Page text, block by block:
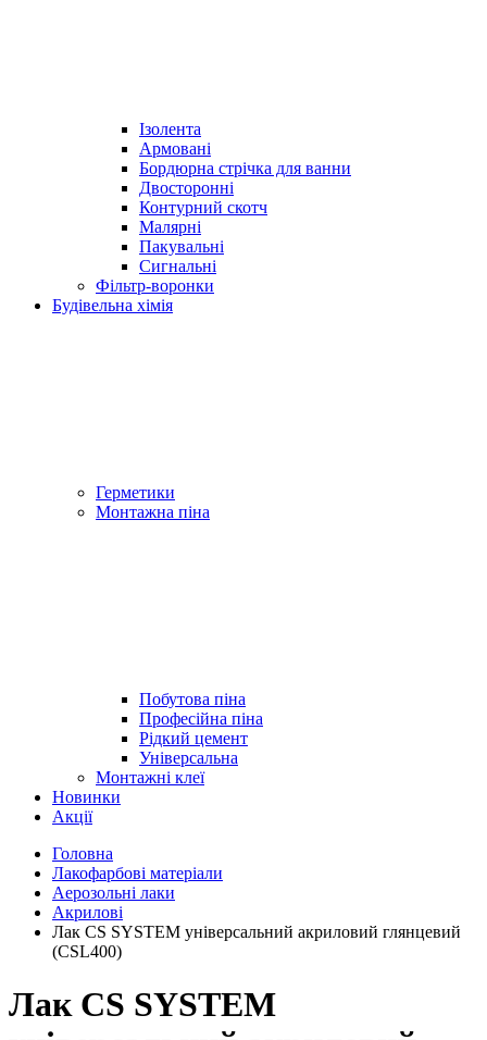
Ізолента
Армовані
Бордюрна стрічка для ванни
Двосторонні
Контурний скотч
Малярні
Пакувальні
Сигнальні
Фільтр-воронки
Будівельна хімія
Герметики
Монтажна піна
Побутова піна
Професійна піна
Рідкий цемент
Універсальна
Монтажні клеї
Новинки
Акції
Головна
Лакофарбові матеріали
Аерозольні лаки
Акрилові
Лак CS SYSTEM універсальний акриловий глянцевий
(CSL400)
Лак CS SYSTEM